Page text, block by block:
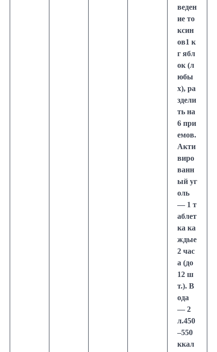
веден
ие то
ксин
ов1 к
г ябл
ок (л
юбы
х), ра
здели
ть на
6 при
емов.
Акти
виро
ванн
ый уг
оль
— 1 т
аблет
ка ка
ждые
2 час
а (до
12 ш
т.). В
ода
— 2
л.450
–550
ккал